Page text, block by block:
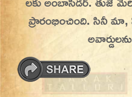
ప్రారంభించింది. సినీ మా,